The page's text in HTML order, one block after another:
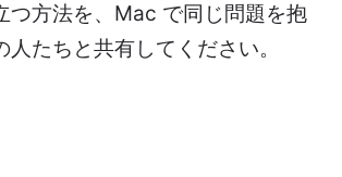
つ方法を、Mac で同じ問題を抱
人たちと共有してください。